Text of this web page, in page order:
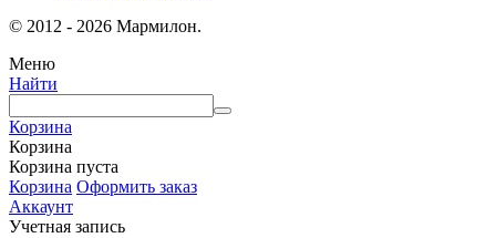
© 2012 - 2026 Мармилон.
Меню
Найти
Корзина
Корзина
Корзина пуста
Корзина Оформить заказ
Аккаунт
Учетная запись